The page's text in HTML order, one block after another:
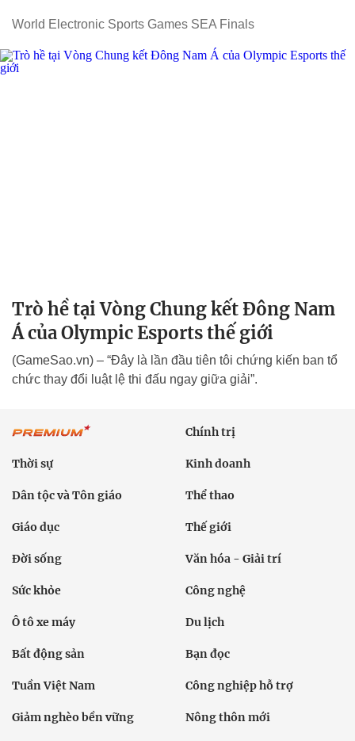
World Electronic Sports Games SEA Finals
Trò hề tại Vòng Chung kết Đông Nam
Á của Olympic Esports thế giới
(GameSao.vn) – “Đây là lần đầu tiên tôi chứng kiến ban tổ
chức thay đổi luật lệ thi đấu ngay giữa giải”.
Chính trị
Thời sự Kinh doanh
Dân tộc và Tôn giáo Thể thao
Giáo dục Thế giới
Đời sống Văn hóa - Giải trí
Sức khỏe Công nghệ
Ô tô xe máy Du lịch
Bất động sản Bạn đọc
Tuần Việt Nam Công nghiệp hỗ trợ
Giảm nghèo bền vững Nông thôn mới